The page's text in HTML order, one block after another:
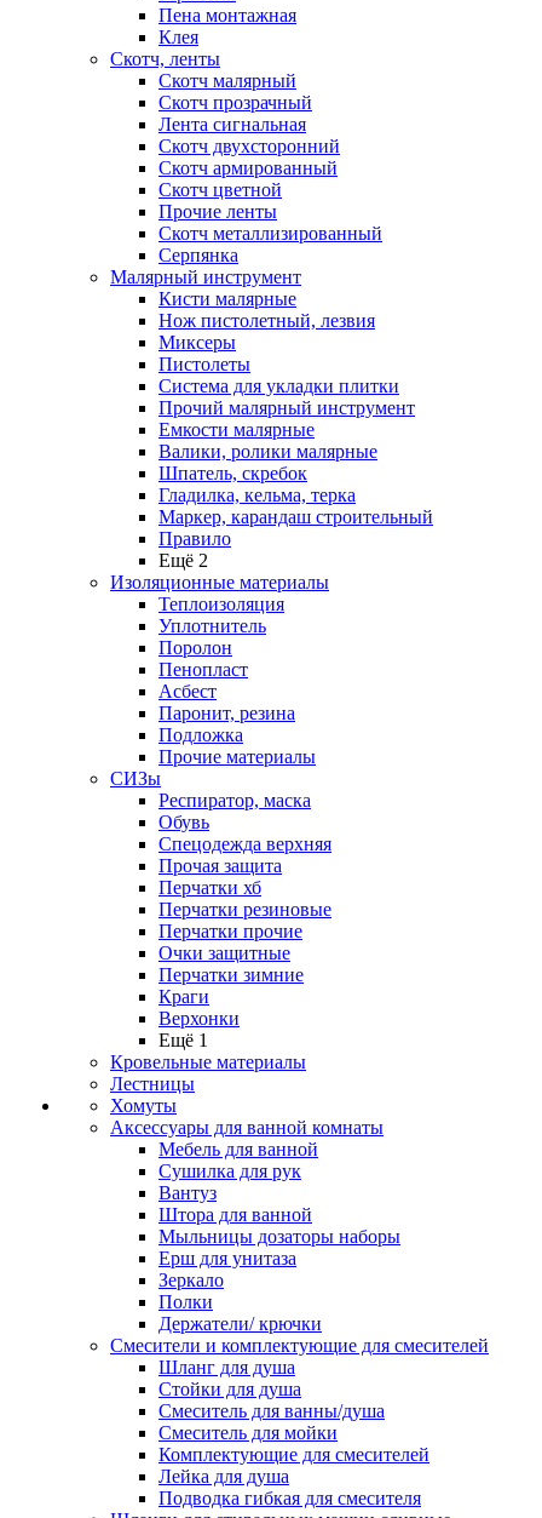
Пена монтажная
Клея
Скотч, ленты
Скотч малярный
Скотч прозрачный
Лента сигнальная
Скотч двухсторонний
Скотч армированный
Скотч цветной
Прочие ленты
Скотч металлизированный
Серпянка
Малярный инструмент
Кисти малярные
Нож пистолетный, лезвия
Миксеры
Пистолеты
Система для укладки плитки
Прочий малярный инструмент
Емкости малярные
Валики, ролики малярные
Шпатель, скребок
Гладилка, кельма, терка
Маркер, карандаш строительный
Правило
Ещё 2
Изоляционные материалы
Теплоизоляция
Уплотнитель
Поролон
Пенопласт
Асбест
Паронит, резина
Подложка
Прочие материалы
СИЗы
Респиратор, маска
Обувь
Спецодежда верхняя
Прочая защита
Перчатки хб
Перчатки резиновые
Перчатки прочие
Очки защитные
Перчатки зимние
Краги
Верхонки
Ещё 1
Кровельные материалы
Лестницы
Хомуты
Аксессуары для ванной комнаты
Мебель для ванной
Сушилка для рук
Вантуз
Штора для ванной
Мыльницы дозаторы наборы
Ерш для унитаза
Зеркало
Полки
Держатели/ крючки
Смесители и комплектующие для смесителей
Шланг для душа
Стойки для душа
Смеситель для ванны/душа
Смеситель для мойки
Комплектующие для смесителей
Лейка для душа
Подводка гибкая для смесителя